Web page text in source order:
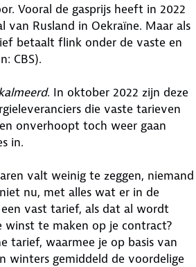
Vooral de gasprijs heeft in 2022
Rusland in Oekraïne. Maar als
betaalt flink onder de vaste en
CBS).
. In oktober 2022 zijn deze
die vaste tarieven
onverhoopt toch weer gaan
in.
valt weinig te zeggen, niemand
nu, met alles wat er in de
vast tarief, als dat al wordt
winst te maken op je contract?
tarief, waarmee je op basis van
winters gemiddeld de voordelige